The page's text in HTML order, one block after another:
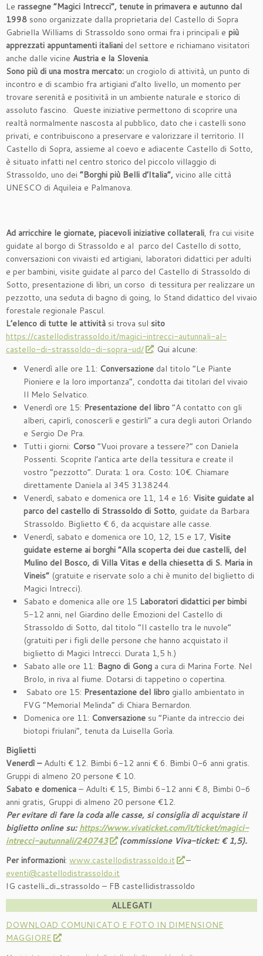
Le rassegne “Magici Intrecci”, tenute in primavera e autunno dal
1998 sono organizzate dalla proprietaria del Castello di Sopra
Gabriella Williams di Strassoldo sono ormai fra i principali e più
apprezzati appuntamenti italiani del settore e richiamano visitatori
anche dalle vicine Austria e la Slovenia.
Sono più di una mostra mercato: un crogiolo di attività, un punto di
incontro e di scambio fra artigiani d’alto livello, un momento per
trovare serenità e positività in un ambiente naturale e storico di
assoluto fascino. Queste iniziative permettono di scoprire una
realtà normalmente nascosta al pubblico, dato che i castelli sono
privati, e contribuiscono a preservare e valorizzare il territorio. Il
Castello di Sopra, assieme al coevo e adiacente Castello di Sotto,
è situato infatti nel centro storico del piccolo villaggio di
Strassoldo, uno dei “Borghi più Belli d’Italia”, vicino alle città
UNESCO di Aquileia e Palmanova.
Ad arricchire le giornate, piacevoli iniziative collaterali, fra cui visite
guidate al borgo di Strassoldo e al parco del Castello di sotto,
conversazioni con vivaisti ed artigiani, laboratori didattici per adulti
e per bambini, visite guidate al parco del Castello di Strassoldo di
Sotto, presentazione di libri, un corso di tessitura per realizzare un
pezzotto, una seduta di bagno di going, lo Stand didattico del vivaio
forestale regionale Pascul.
L’elenco di tutte le attività si trova sul sito
https://castellodistrassoldo.it/magici-intrecci-autunnali-al-
castello-di-strassoldo-di-sopra-ud/
. Qui alcune:
Venerdì alle ore 11: Conversazione dal titolo “Le Piante
Pioniere e la loro importanza”, condotta dai titolari del vivaio
Il Melo Selvatico.
Venerdì ore 15: Presentazione del libro “A contatto con gli
alberi, capirli, conoscerli e gestirli” a cura degli autori Orlando
e Sergio De Pra.
Tutti i giorni: Corso “Vuoi provare a tessere?” con Daniela
Possenti. Scoprite l’antica arte della tessitura e create il
vostro “pezzotto”. Durata: 1 ora. Costo: 10€. Chiamare
direttamente Daniela al 345 3138244.
Venerdì, sabato e domenica ore 11, 14 e 16: Visite guidate al
parco del castello di Strassoldo di Sotto, guidate da Barbara
Strassoldo. Biglietto € 6, da acquistare alle casse.
Venerdì, sabato e domenica ore 10, 12, 15 e 17, Visite
guidate esterne ai borghi “Alla scoperta dei due castelli, del
Mulino del Bosco, di Villa Vitas e della chiesetta di S. Maria in
Vineis” (gratuite e riservate solo a chi è munito del biglietto di
Magici Intrecci).
Sabato e domenica alle ore 15 Laboratori didattici per bimbi
5-12 anni, nel Giardino delle Emozioni del Castello di
Strassoldo di Sotto, dal titolo “Il castello tra le nuvole”
(gratuiti per i figli delle persone che hanno acquistato il
biglietto di Magici Intrecci. Durata 1,5 h.)
Sabato alle ore 11: Bagno di Gong a cura di Marina Forte. Nel
Brolo, in riva al fiume. Dotarsi di tappetino o copertina.
Sabato ore 15: Presentazione del libro giallo ambientato in
FVG “Memorial Melinda” di Chiara Bernardon.
Domenica ore 11: Conversazione su “Piante da intreccio dei
biotopi friulani”, tenuta da Luisella Gorìa.
Biglietti
Venerdì – Adulti € 12. Bimbi 6-12 anni € 6. Bimbi 0-6 anni gratis.
Gruppi di almeno 20 persone € 10.
Sabato e domenica – Adulti € 15, Bimbi 6-12 anni € 8, Bimbi 0-6
anni gratis, Gruppi di almeno 20 persone €12.
Per evitare di fare la coda alle casse, si consiglia di acquistare il
biglietto online su: https://www.vivaticket.com/it/ticket/magici-
intrecci-autunnali/240743
(commissione Viva-ticket: € 1,5).
Per informazioni: www.castellodistrassoldo.it
–
eventi@castellodistrassoldo.it
IG castelli_di_strassoldo – FB castellidistrassoldo
ALLEGATI
DOWNLOAD COMUNICATO E FOTO IN DIMENSIONE
MAGGIORE